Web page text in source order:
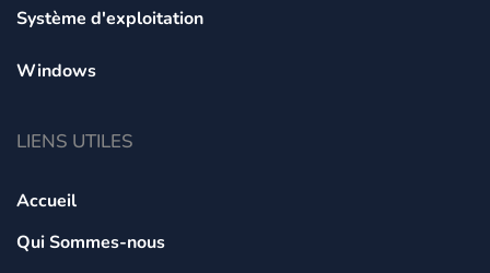
Système d'exploitation
Windows
LIENS UTILES
Accueil
Qui Sommes-nous